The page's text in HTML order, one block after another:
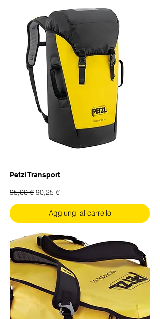
Petzl Transport
Prezzo regolare
95,00 € Prezzo scontato
90,25 €
Aggiungi al carrello